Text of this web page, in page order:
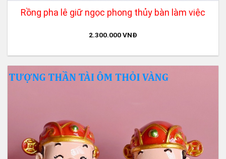
Rồng pha lê giữ ngọc phong thủy bàn làm việc
2.300.000VNĐ